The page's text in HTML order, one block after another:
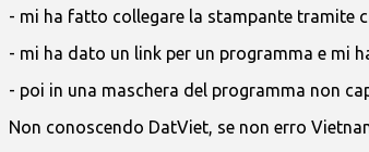
- mi ha fatto collegare la stampante tramite
- mi ha dato un link per un programma e mi
- poi in una maschera del programma non
Non conoscendo DatViet, se non erro